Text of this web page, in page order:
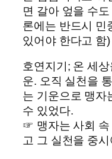
면 갈아 엎을 수
론에는 반드시 민
있어야 한다고 함)
호연지기; 온 세상
운. 오직 실천을
는 기운으로 맹자
수 있었다.
☞ 맹자는 사회 속
고 그 실천을 중